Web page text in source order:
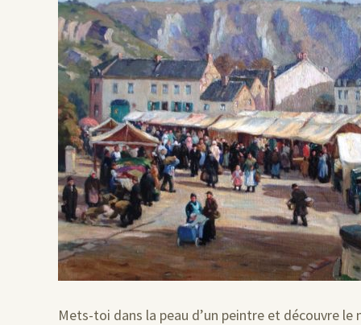
Mets-toi dans la peau d’un peintre et découvre